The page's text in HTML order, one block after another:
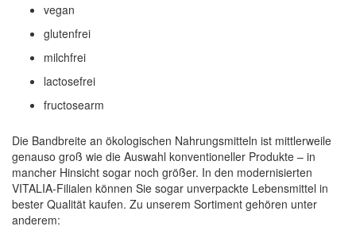
vegan
glutenfrei
milchfrei
lactosefrei
fructosearm
Die Bandbreite an ökologischen Nahrungsmitteln ist mittlerweile
genauso groß wie die Auswahl konventioneller Produkte – in
mancher Hinsicht sogar noch größer. In den modernisierten
VITALIA-Filialen können Sie sogar unverpackte Lebensmittel in
bester Qualität kaufen. Zu unserem Sortiment gehören unter
anderem: